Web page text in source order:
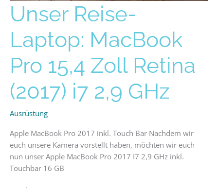
Unser Reise-
Laptop: MacBook
Pro 15,4 Zoll Retina
(2017) i7 2,9 GHz
Ausrüstung
Apple MacBook Pro 2017 inkl. Touch Bar Nachdem wir
euch unsere Kamera vorstellt haben, möchten wir euch
nun unser Apple MacBook Pro 2017 I7 2,9 GHz inkl.
Touchbar 16 GB
Unser
Reise-
Laptop:
MacBook
15,4
Retina
(2017)
i7
GHz